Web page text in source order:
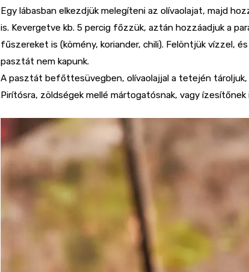
Egy lábasban elkezdjük melegíteni az olívaolajat, majd
is. Kevergetve kb. 5 percig főzzük, aztán hozzáadjuk a
fűszereket is (kömény, koriander, chili). Felöntjük vízzel,
pasztát nem kapunk.
A pasztát befőttesüvegben, olívaolajjal a tetején tároljuk,
Pirítósra, zöldségek mellé mártogatósnak, vagy